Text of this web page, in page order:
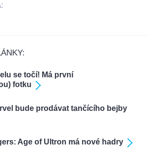
se točí! Má první
fotku
bude prodávat tančícího bejby
Age of Ultron má nové hadry